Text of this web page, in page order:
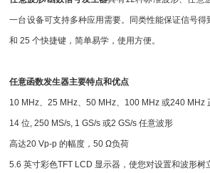
一台设备可支持多种应用需要。同类性能保证信号
和 25 个快捷键，简单易学，使用方便。
任意函数发生器主要特点和优点
10 MHz、25 MHz、50 MHz、100 MHz 或240 MHz
14 位, 250 MS/s, 1 GS/s 或2 GS/s 任意波形
高达20 Vp-p 的幅度，50 Ω负荷
5.6 英寸彩色TFT LCD 显示器，使您对设置和波形树